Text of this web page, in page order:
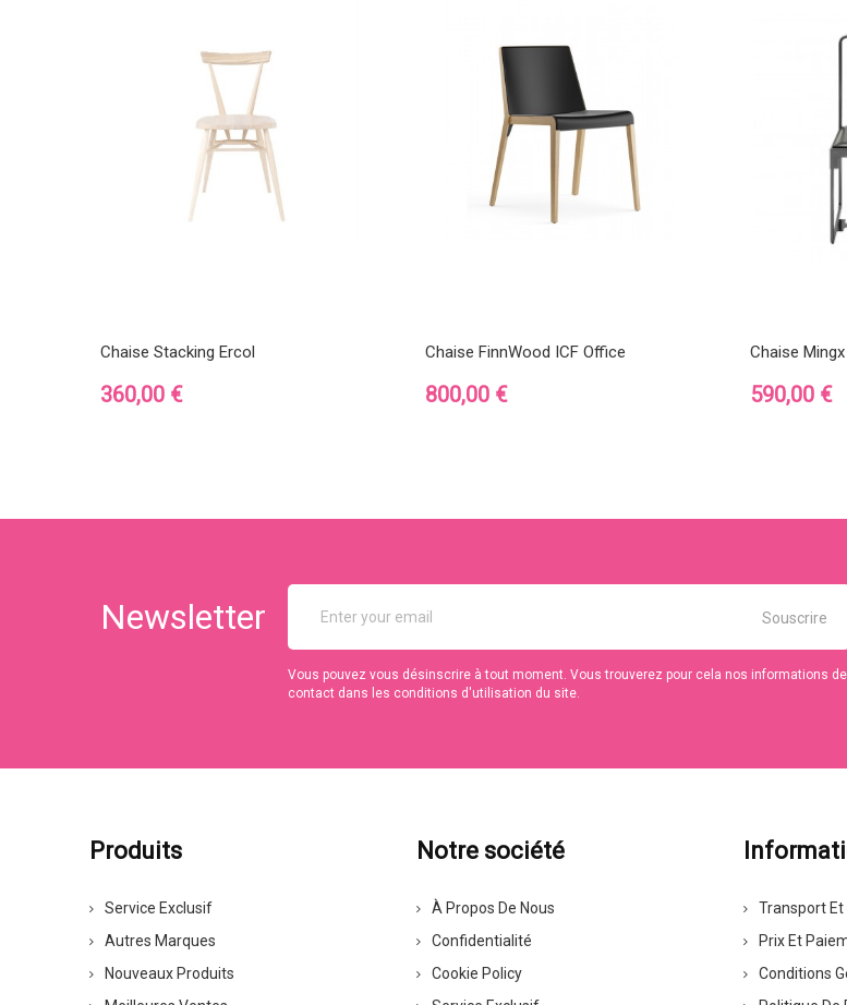
Chaise Stacking Ercol
Prix
360,00 €
Chaise FinnWood ICF Office
Prix
800,00 €
Chaise
Prix
590,00 €
Newsletter
Vous pouvez vous désinscrire à tout moment. Vous trouverez pour cela nos informations de
contact dans les conditions d'utilisation du site.
Produits
Service Exclusif
Autres Marques
Nouveaux Produits
Notre société
À Propos De Nous
Confidentialité
Cookie Policy
Transport Et
Prix Et
Conditions